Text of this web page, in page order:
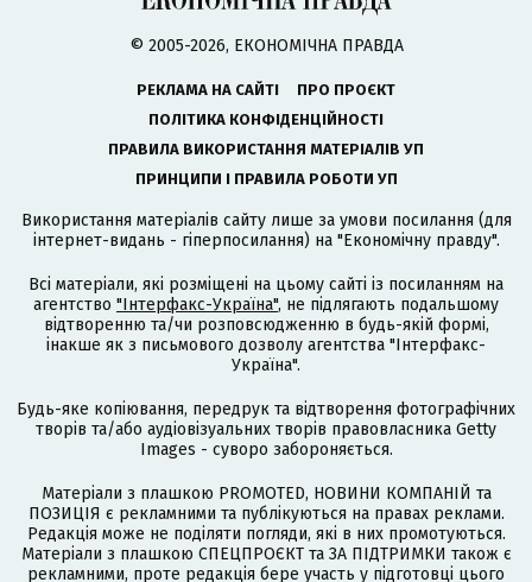
© 2005-2026, ЕКОНОМІЧНА ПРАВДА
РЕКЛАМА НА САЙТІ
ПРО ПРОЄКТ
ПОЛІТИКА КОНФІДЕНЦІЙНОСТІ
ПРАВИЛА ВИКОРИСТАННЯ МАТЕРІАЛІВ УП
ПРИНЦИПИ І ПРАВИЛА РОБОТИ УП
Використання матеріалів сайту лише за умови посилання (для
інтернет-видань - гіперпосилання) на "Економічну правду".
Всі матеріали, які розміщені на цьому сайті із посиланням на
агентство "Інтерфакс-Україна", не підлягають подальшому
відтворенню та/чи розповсюдженню в будь-якій формі,
інакше як з письмового дозволу агентства "Інтерфакс-
Україна".
Будь-яке копіювання, передрук та відтворення фотографічних
творів та/або аудіовізуальних творів правовласника Getty
Images - суворо забороняється.
Матеріали з плашкою PROMOTED, НОВИНИ КОМПАНІЙ та
ПОЗИЦІЯ є рекламними та публікуються на правах реклами.
Редакція може не поділяти погляди, які в них промотуються.
Матеріали з плашкою СПЕЦПРОЄКТ та ЗА ПІДТРИМКИ також є
рекламними, проте редакція бере участь у підготовці цього